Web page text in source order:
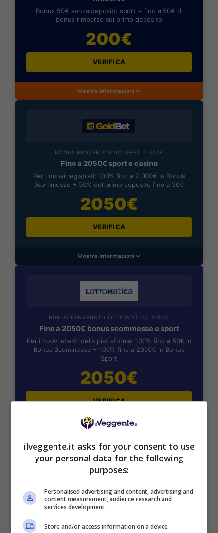
Bonus 50€ senza deposito sport + fino a 50€ di
bonus rimborso sul primo deposito
200€
VERIFICA
Mostra Informazioni
BONUS BENVENUTO GOLDBET: 2.050€
Fino a 2050€ sport e casino
Per i nuovi registrati: 100% fino a 2.000€ in Bonus
Scommesse + 50% del primo deposito fino a 50€
2050€
VERIFICA
Mostra Informazioni
BONUS BENVENUTO LOTTOMATICA: 2050€
Fino a 2050€ bonus scommesse e sport
Per i nuovi utenti della piattaforma: 100% fino a 50€ in
Bonus Scommesse + 100% fino a 2000€ in Bonus
Sport
2050€
VERIFICA
Mostra Informazioni
SNAI
Bonus Benvenuto Sport: fino a 1.000€
50% sul deposito fino a 50€
1000€
ilveggente.it asks for your consent to use
your personal data for the following
purposes:
Personalised advertising and content, advertising and
content measurement, audience research and
services development
Store and/or access information on a device